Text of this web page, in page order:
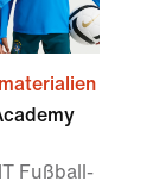
Fußball-